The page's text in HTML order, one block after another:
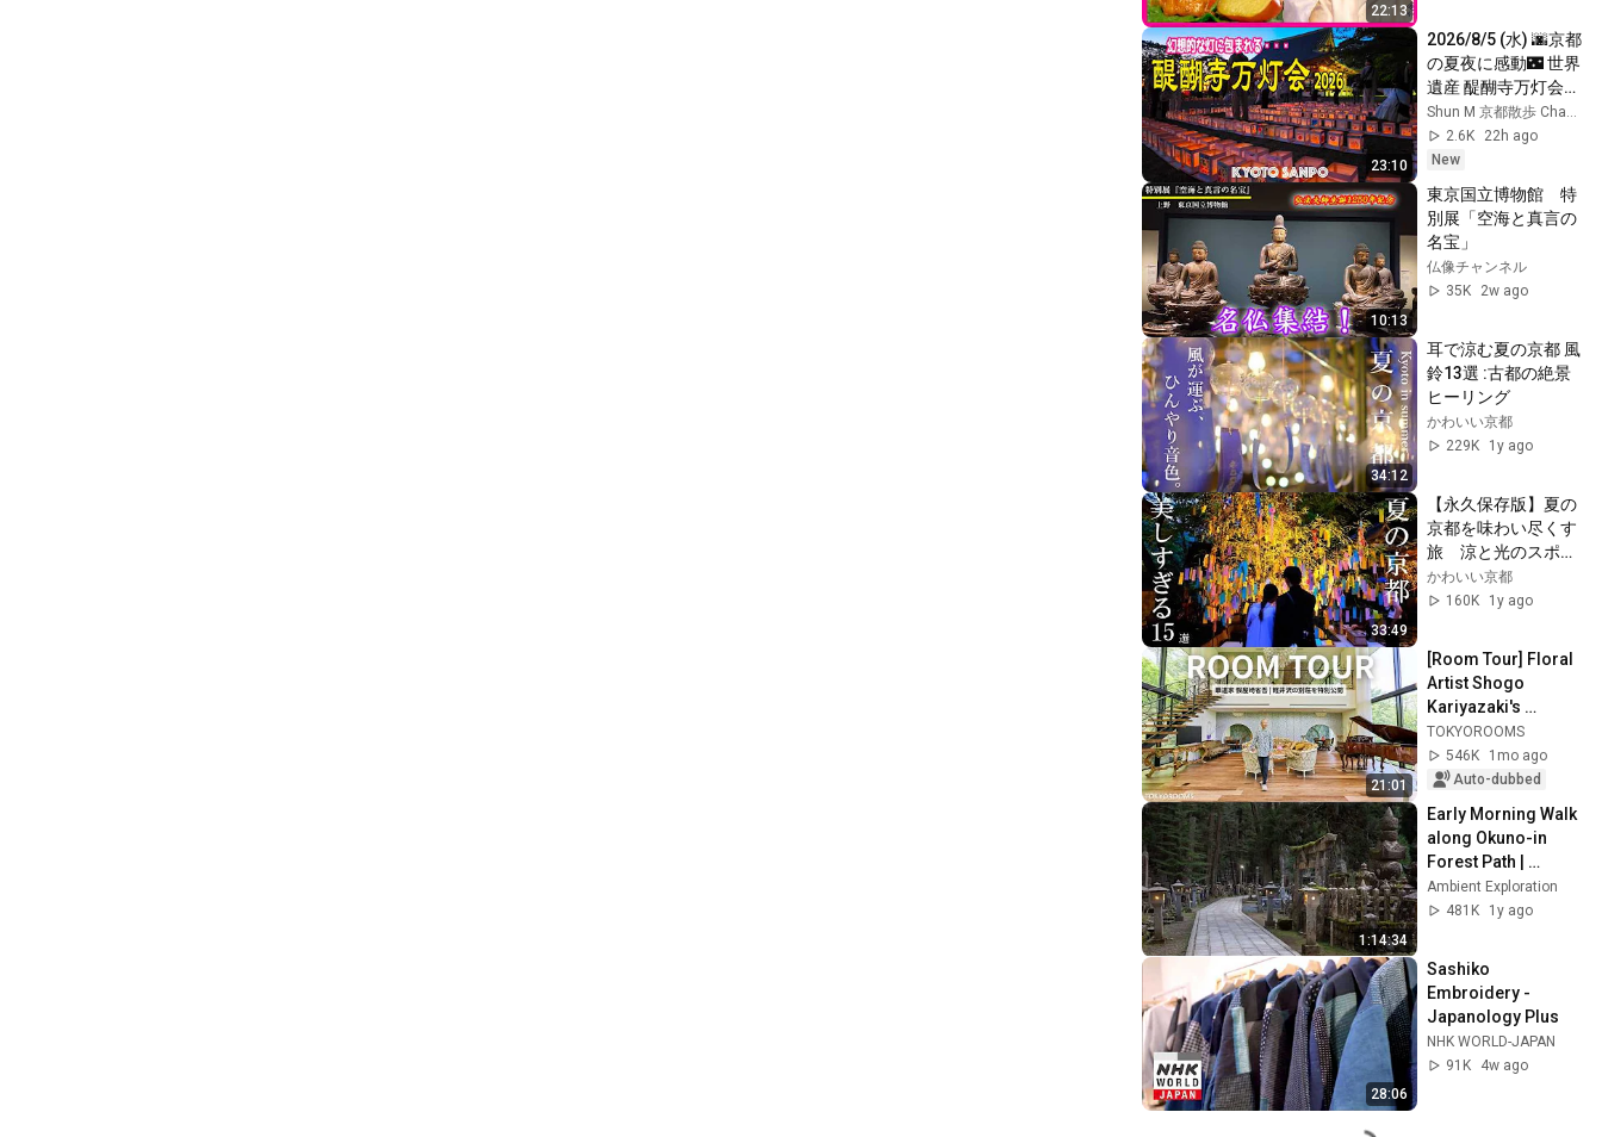
22:13
は義理の息子　“4代
目”に託すバトン｜
newsランナー〈カ
ンテレNEWS〉
23:10
2026/8/5 (水) 🌆京都
の夏夜に感動🌃 世界
遺産 醍醐寺万灯会
2026 幻想的な灯に
包まれる祈りの夜 心
癒される夏の京都 /
京都Vlog/夏の京
都/Kyoto walk [京都
4K]
Shun M 京都散歩 Channel
2.6K
22h ago
New
10:13
東京国立博物館　特
別展「空海と真言の
名宝」
仏像チャンネル
35K
2w ago
34:12
耳で涼む夏の京都 風
鈴13選 :古都の絶景
ヒーリング
かわいい京都
229K
1y ago
33:49
【永久保存版】夏の
京都を味わい尽くす
旅　涼と光のスポッ
ト15選
かわいい京都
160K
1y ago
21:01
[Room Tour] Floral
Artist Shogo
Kariyazaki's
Karuizawa Villa: A
One-of-a-Kind
Space in Harmony
TOKYOROOMS
546K
1mo ago
Auto-dubbed
1:14:34
Early Morning Walk
along Okuno-in
Forest Path |
Koyasan, Japan 4K
Ambient Exploration
481K
1y ago
28:06
Sashiko
Embroidery -
Japanology Plus
NHK WORLD-JAPAN
91K
4w ago